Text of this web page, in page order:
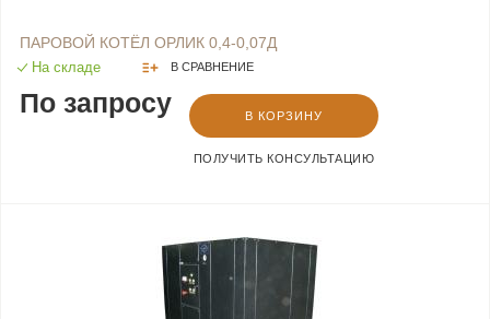
ПАРОВОЙ КОТЁЛ ОРЛИК 0,4-0,07Д
На складе В СРАВНЕНИЕ
По запросу В КОРЗИНУ
ПОЛУЧИТЬ КОНСУЛЬТАЦИЮ